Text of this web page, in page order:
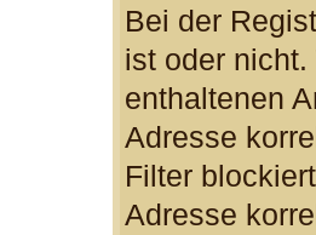
Bei der
ist oder
enthaltenen
Adresse
Filter
Adresse